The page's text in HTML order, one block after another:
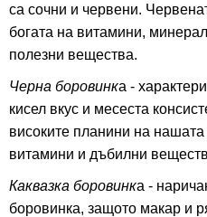
са сочни и червени.
богата на витамини,
полезни вещества.
Черна боровинка -
кисел вкус и месеста
високите планини на
витамини и дъбилни
Каквазка боровинка -
боровинка, защото макар и